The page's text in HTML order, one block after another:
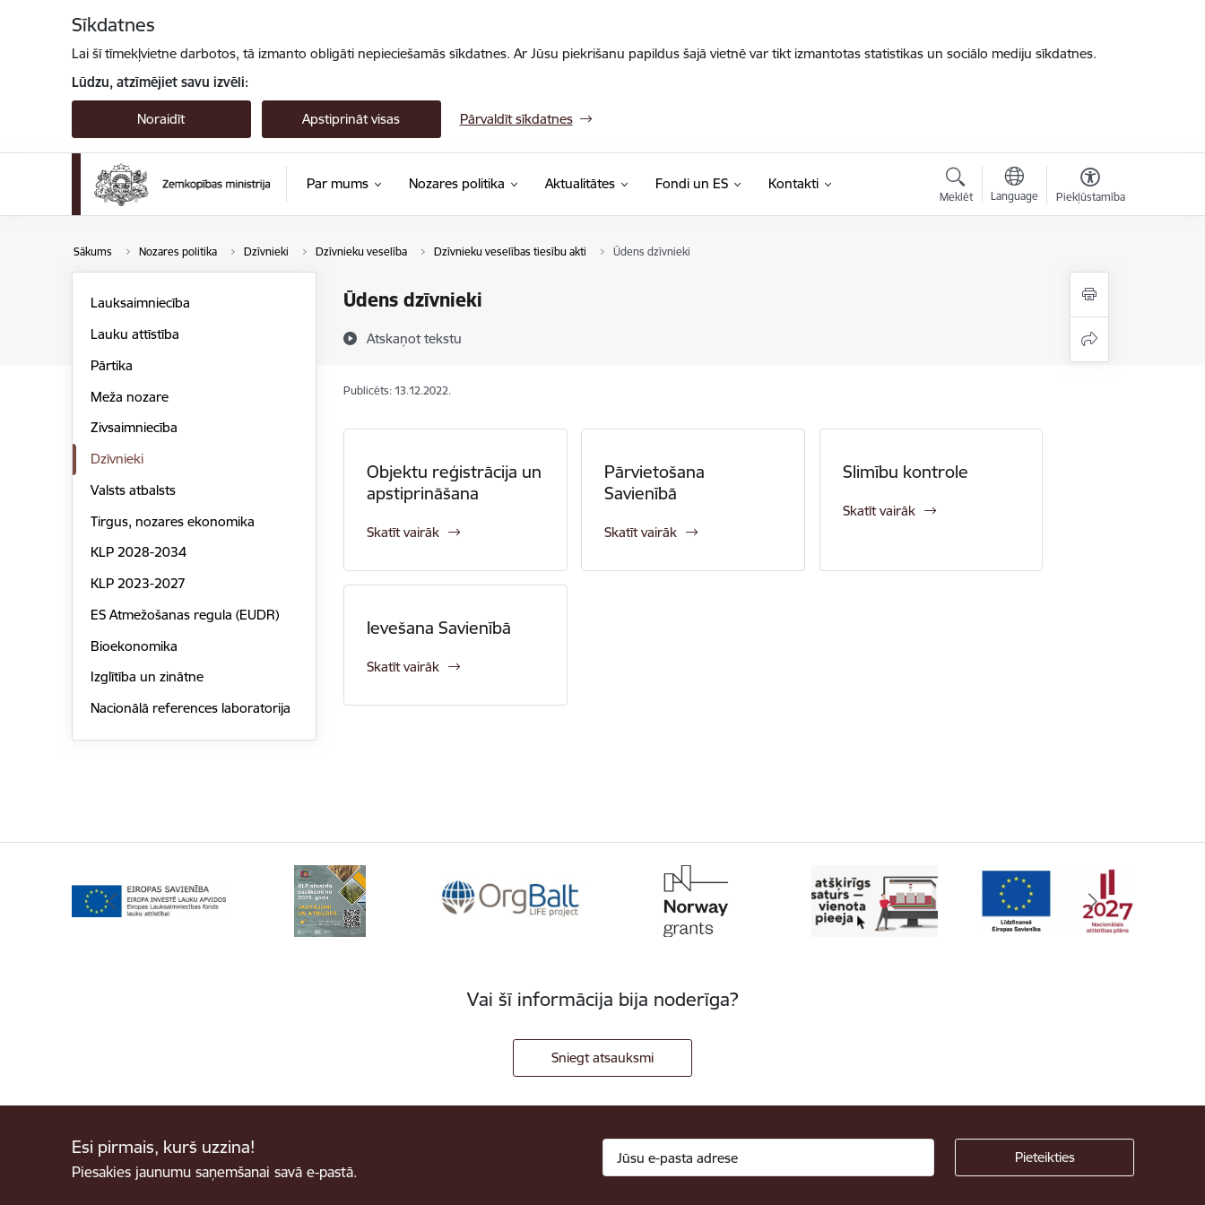
Sīkdatnes
Lai šī tīmekļvietne darbotos, tā izmanto obligāti nepieciešamās sīkdatnes. Ar Jūsu piekrišanu papildus šajā vietnē var tikt izmantotas statistikas un sociālo mediju sīkdatnes.
Lūdzu, atzīmējiet savu izvēli:
Noraidīt Apstiprināt visas Pārvaldīt sīkdatnes
Par mums Nozares politika Aktualitātes Fondi un ES Kontakti
Meklēt Language Piekļūstamība
Sākums Nozares politika Dzīvnieki Dzīvnieku veselība Dzīvnieku veselības tiesību akti Ūdens dzīvnieki
Ūdens dzīvnieki
Atskaņot tekstu
Lauksaimniecība
Lauku attīstība
Pārtika
Meža nozare
Zivsaimniecība
Dzīvnieki
Valsts atbalsts
Tirgus, nozares ekonomika
KLP 2028-2034
KLP 2023-2027
ES Atmežošanas regula (EUDR)
Bioekonomika
Izglītība un zinātne
Nacionālā references laboratorija
Publicēts: 13.12.2022.
Objektu reģistrācija un
apstiprināšana
Skatīt vairāk
Pārvietošana
Savienībā
Skatīt vairāk
Slimību kontrole
Skatīt vairāk
Ievešana Savienībā
Skatīt vairāk
Vai šī informācija bija noderīga?
Sniegt atsauksmi
Esi pirmais, kurš uzzina!
Piesakies jaunumu saņemšanai savā e-pastā.